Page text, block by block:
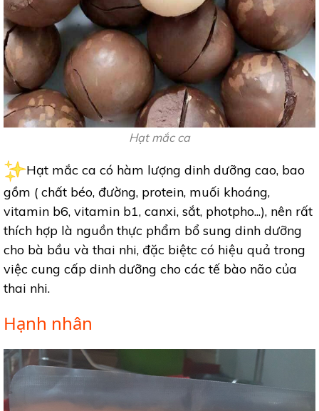
Hạt mắc ca
Hạt mắc ca có hàm lượng dinh dưỡng cao, bao
gồm ( chất béo, đường, protein, muối khoáng,
vitamin b6, vitamin b1, canxi, sắt, photpho...), nên rất
thích hợp là nguồn thực phẩm bổ sung dinh dưỡng
cho bà bầu và thai nhi, đặc biệtc có hiệu quả trong
việc cung cấp dinh dưỡng cho các tế bào não của
thai nhi.
Hạnh nhân